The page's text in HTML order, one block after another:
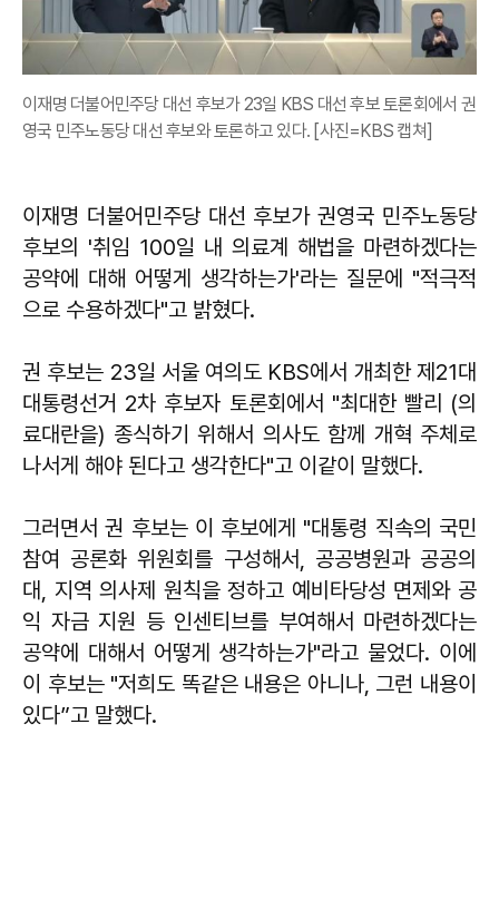
이재명 더불어민주당 대선 후보가 23일 KBS 대선 후보 토론회에서 권
영국 민주노동당 대선 후보와 토론하고 있다. [사진=KBS 캡쳐]
이재명 더불어민주당 대선 후보가 권영국 민주노동당
후보의 '취임 100일 내 의료계 해법을 마련하겠다는
공약에 대해 어떻게 생각하는가'라는 질문에 "적극적
으로 수용하겠다"고 밝혔다.
권 후보는 23일 서울 여의도 KBS에서 개최한 제21대
대통령선거 2차 후보자 토론회에서 "최대한 빨리 (의
료대란을) 종식하기 위해서 의사도 함께 개혁 주체로
나서게 해야 된다고 생각한다"고 이같이 말했다.
그러면서 권 후보는 이 후보에게 "대통령 직속의 국민
참여 공론화 위원회를 구성해서, 공공병원과 공공의
대, 지역 의사제 원칙을 정하고 예비타당성 면제와 공
익 자금 지원 등 인센티브를 부여해서 마련하겠다는
공약에 대해서 어떻게 생각하는가"라고 물었다. 이에
이 후보는 "저희도 똑같은 내용은 아니나, 그런 내용이
있다”고 말했다.